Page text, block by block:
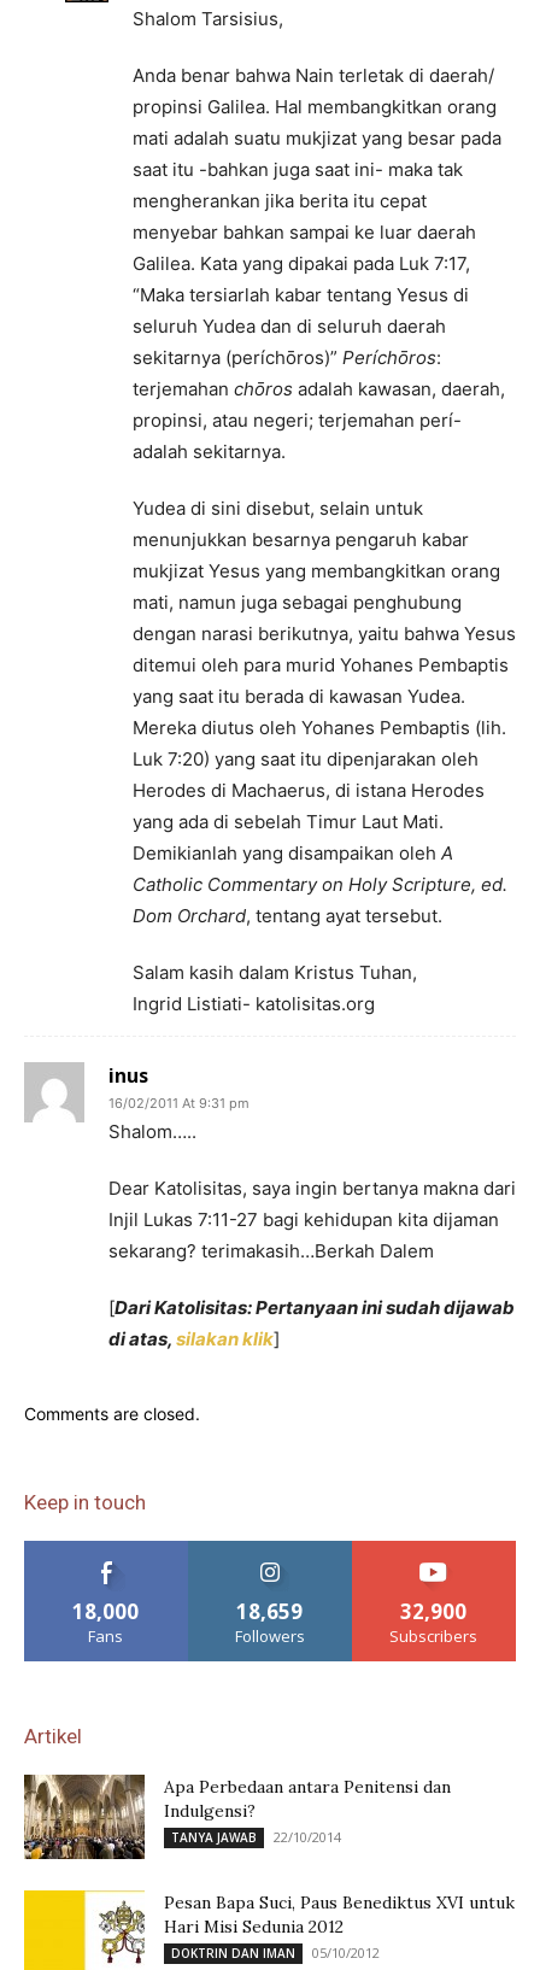
Shalom Tarsisius,
Anda benar bahwa Nain terletak di daerah/
propinsi Galilea. Hal membangkitkan orang
mati adalah suatu mukjizat yang besar pada
saat itu -bahkan juga saat ini- maka tak
mengherankan jika berita itu cepat
menyebar bahkan sampai ke luar daerah
Galilea. Kata yang dipakai pada Luk 7:17,
“Maka tersiarlah kabar tentang Yesus di
seluruh Yudea dan di seluruh daerah
sekitarnya (períchōros)” Períchōros:
terjemahan chōros adalah kawasan, daerah,
propinsi, atau negeri; terjemahan perí-
adalah sekitarnya.
Yudea di sini disebut, selain untuk
menunjukkan besarnya pengaruh kabar
mukjizat Yesus yang membangkitkan orang
mati, namun juga sebagai penghubung
dengan narasi berikutnya, yaitu bahwa Yesus
ditemui oleh para murid Yohanes Pembaptis
yang saat itu berada di kawasan Yudea.
Mereka diutus oleh Yohanes Pembaptis (lih.
Luk 7:20) yang saat itu dipenjarakan oleh
Herodes di Machaerus, di istana Herodes
yang ada di sebelah Timur Laut Mati.
Demikianlah yang disampaikan oleh A
Catholic Commentary on Holy Scripture, ed.
Dom Orchard, tentang ayat tersebut.
Salam kasih dalam Kristus Tuhan,
Ingrid Listiati- katolisitas.org
inus
16/02/2011 At 9:31 pm
Shalom…..
Dear Katolisitas, saya ingin bertanya makna dari
Injil Lukas 7:11-27 bagi kehidupan kita dijaman
sekarang? terimakasih…Berkah Dalem
[Dari Katolisitas: Pertanyaan ini sudah dijawab
di atas, silakan klik]
Comments are closed.
Keep in touch
18,000
Fans
18,659
Followers
32,900
Subscribers
Artikel
Apa Perbedaan antara Penitensi dan
Indulgensi?
TANYA JAWAB 22/10/2014
Pesan Bapa Suci, Paus Benediktus XVI untuk
Hari Misi Sedunia 2012
DOKTRIN DAN IMAN 05/10/2012